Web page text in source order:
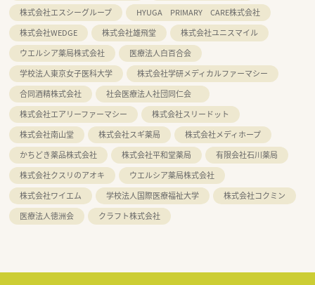
株式会社エスシーグループ
HYUGA PRIMARY CARE株式会社
株式会社WEDGE
株式会社雄飛堂
株式会社ユニスマイル
ウエルシア薬局株式会社
医療法人白百合会
学校法人東京女子医科大学
株式会社学研メディカルファーマシー
合同酒精株式会社
社会医療法人社団同仁会
株式会社エアリーファーマシー
株式会社スリードット
株式会社南山堂
株式会社スギ薬局
株式会社メディホープ
かちどき薬品株式会社
株式会社平和堂薬局
有限会社石川薬局
株式会社クスリのアオキ
ウエルシア薬局株式会社
株式会社ワイエム
学校法人国際医療福祉大学
株式会社コクミン
医療法人徳洲会
クラフト株式会社